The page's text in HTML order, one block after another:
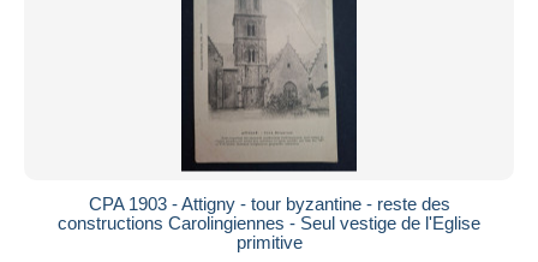
CPA 1903 - Attigny - tour byzantine - reste des
constructions Carolingiennes - Seul vestige de l'Eglise
primitive